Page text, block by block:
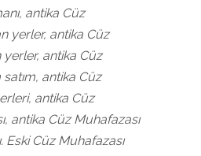
antika Cüz
yerler, antika Cüz
yerler, antika Cüz
satım, antika Cüz
antika Cüz
antika Cüz Muhafazası
Eski Cüz Muhafazası